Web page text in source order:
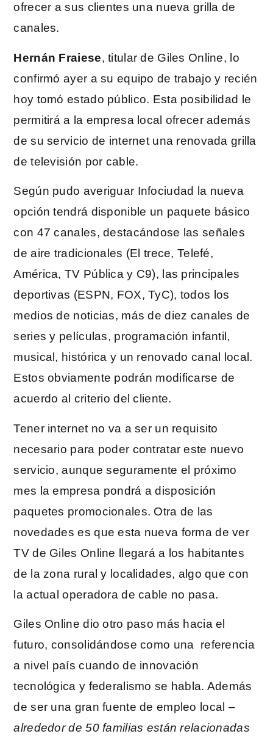
ofrecer a sus clientes una nueva grilla de
canales.
Hernán Fraiese, titular de Giles Online, lo
confirmó ayer a su equipo de trabajo y recién
hoy tomó estado público. Esta posibilidad le
permitirá a la empresa local ofrecer además
de su servicio de internet una renovada grilla
de televisión por cable.
Según pudo averiguar Infociudad la nueva
opción tendrá disponible un paquete básico
con 47 canales, destacándose las señales
de aire tradicionales (El trece, Telefé,
América, TV Pública y C9), las principales
deportivas (ESPN, FOX, TyC), todos los
medios de noticias, más de diez canales de
series y películas, programación infantil,
musical, histórica y un renovado canal local.
Estos obviamente podrán modificarse de
acuerdo al criterio del cliente.
Tener internet no va a ser un requisito
necesario para poder contratar este nuevo
servicio, aunque seguramente el próximo
mes la empresa pondrá a disposición
paquetes promocionales. Otra de las
novedades es que esta nueva forma de ver
TV de Giles Online llegará a los habitantes
de la zona rural y localidades, algo que con
la actual operadora de cable no pasa.
Giles Online dio otro paso más hacia el
futuro, consolidándose como una referencia
a nivel país cuando de innovación
tecnológica y federalismo se habla. Además
de ser una gran fuente de empleo local –
alrededor de 50 familias están relacionadas